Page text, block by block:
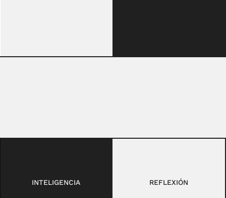
INTELIGENCIA REFLEXIÓN